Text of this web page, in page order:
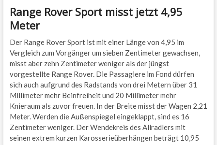
Range Rover Sport misst jetzt 4,95
Meter
Der Range Rover Sport ist mit einer Länge von 4,95 im
Vergleich zum Vorgänger um sieben Zentimeter gewachsen,
misst aber zehn Zentimeter weniger als der jüngst
vorgestellte Range Rover. Die Passagiere im Fond dürfen
sich auch aufgrund des Radstands von drei Metern über 31
Millimeter mehr Beinfreiheit und 20 Millimeter mehr
Knieraum als zuvor freuen. In der Breite misst der Wagen 2,21
Meter. Werden die Außenspiegel eingeklappt, sind es 16
Zentimeter weniger. Der Wendekreis des Allradlers mit
seinen extrem kurzen Karosserieüberhängen beträgt 10,95